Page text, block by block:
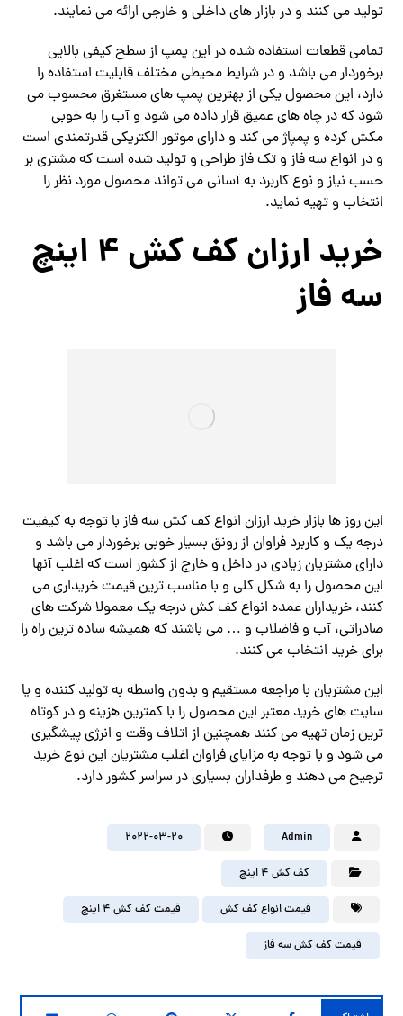
تولید می کنند ‌‌‌و در بازار های داخلی و خارجی ارائه می نمایند.
تمامی قطعات استفاده شده در این پمپ از سطح کیفی بالایی
برخوردار می باشد و در شرایط محیطی مختلف قابلیت استفاده را
دارد، این محصول یکی از بهترین پمپ های مستغرق محسوب می
شود که در چاه های عمیق قرار داده می شود و آب را به خوبی‌
مکش کرده و پمپاژ می کند و دارای موتور الکتریکی قدرتمندی است
و در انواع سه فاز و تک فاز طراحی و تولید شده است که مشتری بر
حسب نیاز و نوع کاربرد به آسانی می تواند محصول مورد نظر را
انتخاب و تهیه نماید.
خرید ارزان کف کش ۴ اینچ
سه فاز
این روز ها بازار خرید ارزان انواع‌ کف کش سه فاز با توجه به کیفیت
درجه یک و کاربرد فراوان از رونق بسیار خوبی برخوردار می باشد و
دارای مشتریان زیادی در داخل و خارج از کشور است که اغلب آنها
این محصول را به شکل کلی و با مناسب ترین قیمت خریداری می
کنند، خریداران عمده انواع‌ کف کش درجه یک معمولا شرکت های
صادراتی، آب و فاضلاب و … می باشند که همیشه ساده ترین راه را
برای خرید انتخاب می کنند.
این مشتریان با مراجعه مستقیم و بدون واسطه به تولید کننده و یا
سایت های خرید معتبر این محصول را با کمترین هزینه و در کوتاه
ترین زمان تهیه می کنند همچنین از اتلاف وقت و انرژی پیشگیری
می شود و با توجه به مزایای فراوان اغلب مشتریان این نوع خرید
ترجیح می دهند و طرفداران بسیاری در سراسر کشور دارد‌.
Admin
2022-03-20
کف کش ۴ اینچ
قیمت انواع کف کش قیمت کف کش ۴ اینچ
قیمت کف کش سه فاز